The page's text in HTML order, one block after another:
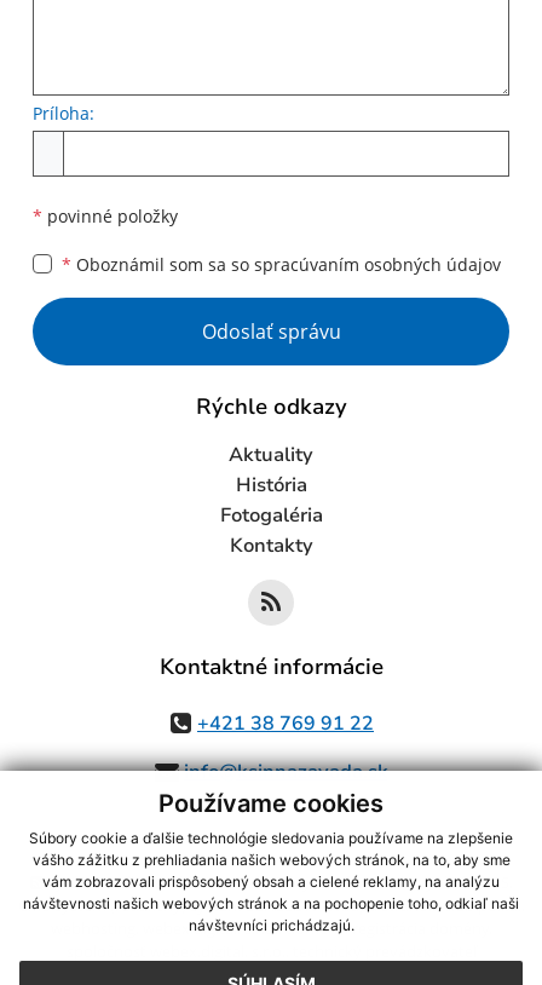
Používame cookies
Súbory cookie a ďalšie technológie sledovania používame na zlepšenie
vášho zážitku z prehliadania našich webových stránok, na to, aby sme
vám zobrazovali prispôsobený obsah a cielené reklamy, na analýzu
návštevnosti našich webových stránok a na pochopenie toho, odkiaľ naši
návštevníci prichádzajú.
Príloha:
* povinné položky
* Oboznámil som sa so spracúvaním osobných údajov
Google reCaptcha Response
Odoslať správu
Rýchle odkazy
Aktuality
História
Fotogaléria
Kontakty
Kontaktné informácie
+421 38 769 91 22
info@ksinnazavada.sk
využite možnosť získavania aktuálnych informácií s využitím RSS
CMS systém (redakčný) systém ECHELON 2,Mapa stránok,web portál
webex.digital, s.r.o.,domény,registrácia domény